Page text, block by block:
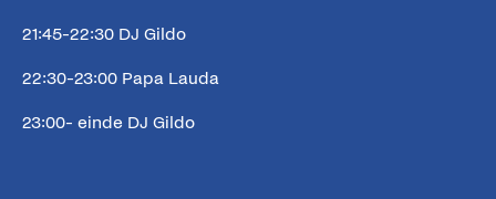
21:45-22:30 DJ Gildo
22:30-23:00 Papa Lauda
23:00- einde DJ Gildo